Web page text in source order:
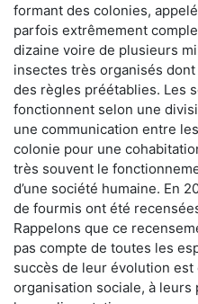
formant des colonies,
parfois extrêmement
dizaine voire de plusieurs
insectes très organisés
des règles préétablies. Les
fonctionnent selon une
une communication entre
colonie pour une
très souvent le
d’une société humaine. En
de fourmis ont été
Rappelons que ce
pas compte de toutes les
succès de leur évolution
organisation sociale, à